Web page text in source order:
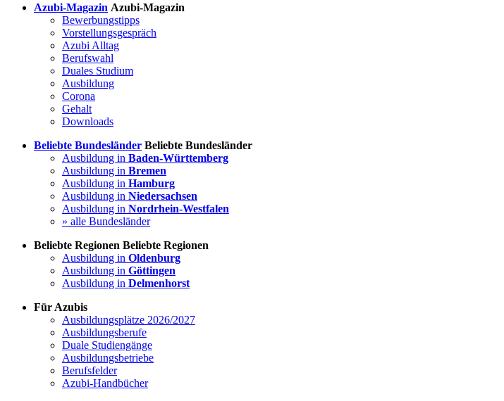
Azubi-Magazin Azubi-Magazin
Bewerbungstipps
Vorstellungsgespräch
Azubi Alltag
Berufswahl
Duales Studium
Ausbildung
Corona
Gehalt
Downloads
Beliebte Bundesländer Beliebte Bundesländer
Ausbildung in Baden-Württemberg
Ausbildung in Bremen
Ausbildung in Hamburg
Ausbildung in Niedersachsen
Ausbildung in Nordrhein-Westfalen
» alle Bundesländer
Beliebte Regionen Beliebte Regionen
Ausbildung in Oldenburg
Ausbildung in Göttingen
Ausbildung in Delmenhorst
Für Azubis
Ausbildungsplätze 2026/2027
Ausbildungsberufe
Duale Studiengänge
Ausbildungsbetriebe
Berufsfelder
Azubi-Handbücher